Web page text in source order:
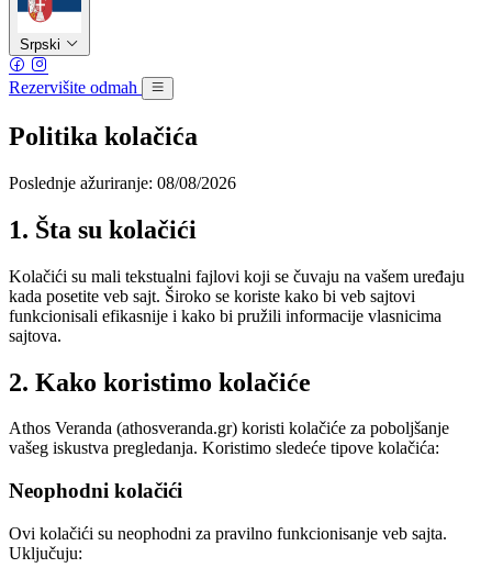
Srpski
Rezervišite odmah
Politika kolačića
Poslednje ažuriranje: 08/08/2026
1. Šta su kolačići
Kolačići su mali tekstualni fajlovi koji se čuvaju na vašem uređaju
kada posetite veb sajt. Široko se koriste kako bi veb sajtovi
funkcionisali efikasnije i kako bi pružili informacije vlasnicima
sajtova.
2. Kako koristimo kolačiće
Athos Veranda (athosveranda.gr) koristi kolačiće za poboljšanje
vašeg iskustva pregledanja. Koristimo sledeće tipove kolačića:
Neophodni kolačići
Ovi kolačići su neophodni za pravilno funkcionisanje veb sajta.
Uključuju: